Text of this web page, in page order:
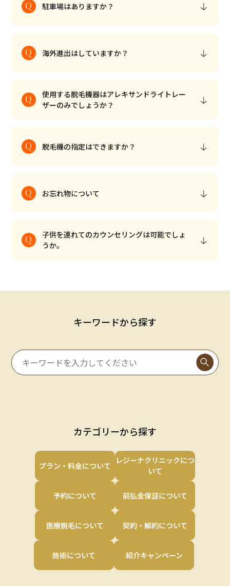
駐車場はありますか？
海外進出はしていますか？
使用する脱毛機器はアレキサンドライトレー
ザーのみでしょうか？
脱毛機の指定はできますか？
お忘れ物について
子供を連れてのカウンセリングは可能でしょ
うか。
キーワードから探す
カテゴリーから探す
プラン・料金について
レジーナクリニックにつ
いて
予約について 前払金保証について
医療脱毛について 契約・解約について
施術について 紹介キャンペーン